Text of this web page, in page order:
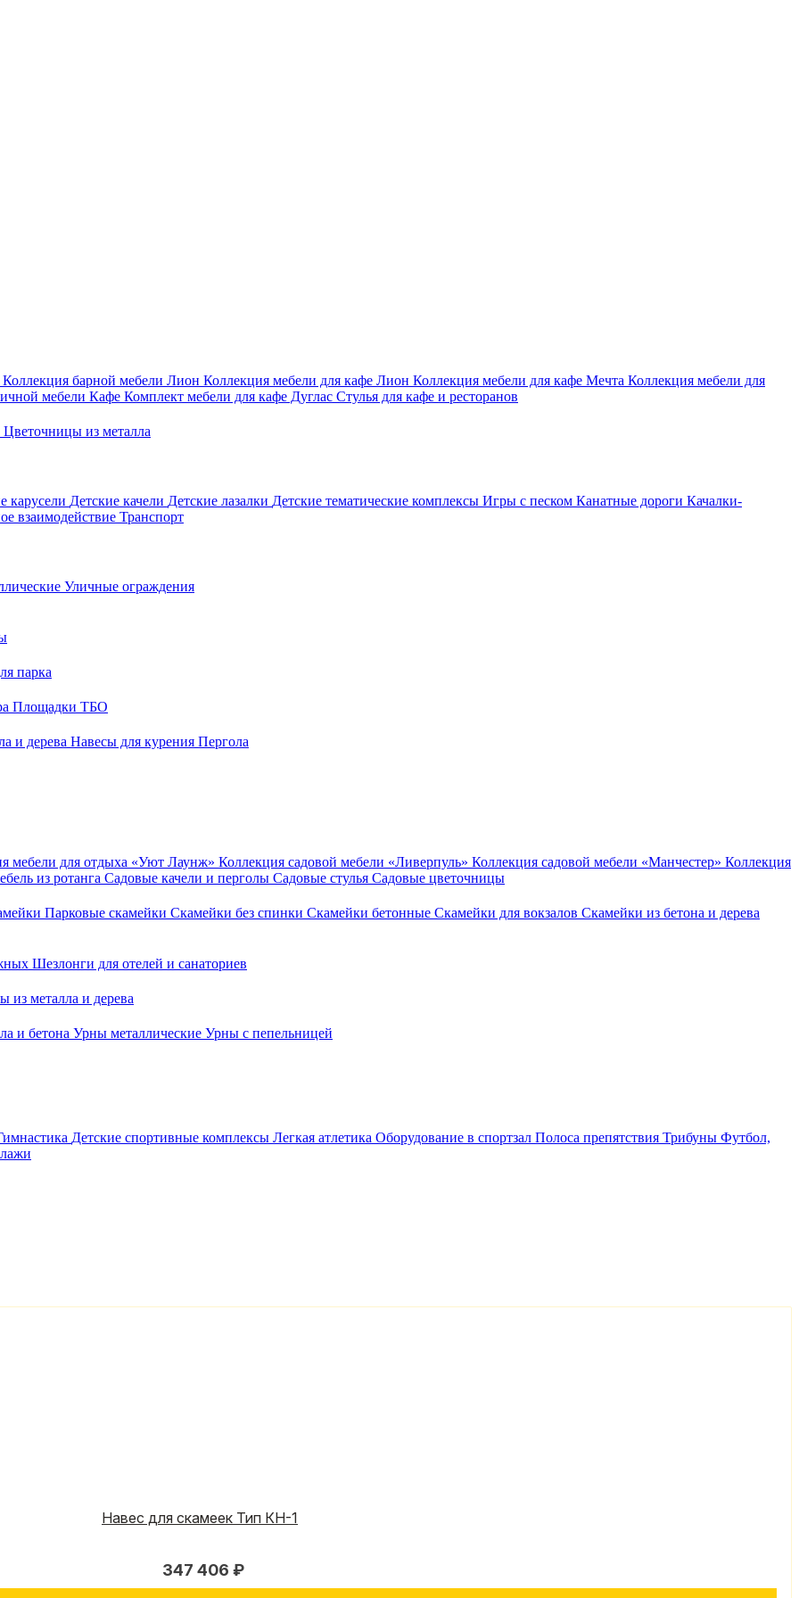
Коллекция барной мебели Лион Коллекция мебели для кафе Лион Коллекция мебели для кафе Мечта Коллекция мебели для
мебели Кафе Комплект мебели для кафе Дуглас Стулья для кафе и ресторанов
Цветочницы из металла
карусели Детские качели Детские лазалки Детские тематические комплексы Игры с песком Канатные дороги Качалки-
взаимодействие Транспорт
Уличные ограждения
парка
Площадки ТБО
и дерева Навесы для курения Пергола
мебели для отдыха «Уют Лаунж» Коллекция садовой мебели «Ливерпуль» Коллекция садовой мебели «Манчестер» Коллекция
из ротанга Садовые качели и перголы Садовые стулья Садовые цветочницы
Парковые скамейки Скамейки без спинки Скамейки бетонные Скамейки для вокзалов Скамейки из бетона и дерева
Шезлонги для отелей и санаториев
из металла и дерева
и бетона Урны металлические Урны с пепельницей
Детские спортивные комплексы Легкая атлетика Оборудование в спортзал Полоса препятствия Трибуны Футбол,
Навес для скамеек Тип КН-1
347 406 ₽